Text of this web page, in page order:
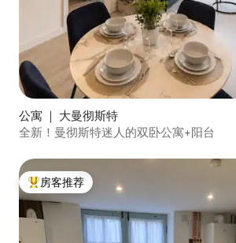
公寓 ｜ 大曼彻斯特
全新！曼彻斯特迷人的双卧公寓+阳台
热门「房客推荐」
房客推荐